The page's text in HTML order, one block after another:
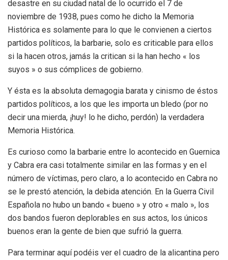
desastre en su ciudad natal de lo ocurrido el 7 de
noviembre de 1938, pues como he dicho la Memoria
Histórica es solamente para lo que le convienen a ciertos
partidos políticos, la barbarie, solo es criticable para ellos
si la hacen otros, jamás la critican si la han hecho « los
suyos » o sus cómplices de gobierno.
Y ésta es la absoluta demagogia barata y cinismo de éstos
partidos políticos, a los que les importa un bledo (por no
decir una mierda, ¡huy! lo he dicho, perdón) la verdadera
Memoria Histórica.
Es curioso como la barbarie entre lo acontecido en Guernica
y Cabra era casi totalmente similar en las formas y en el
número de víctimas, pero claro, a lo acontecido en Cabra no
se le prestó atención, la debida atención. En la Guerra Civil
Española no hubo un bando « bueno » y otro « malo », los
dos bandos fueron deplorables en sus actos, los únicos
buenos eran la gente de bien que sufrió la guerra.
Para terminar aquí podéis ver el cuadro de la alicantina pero